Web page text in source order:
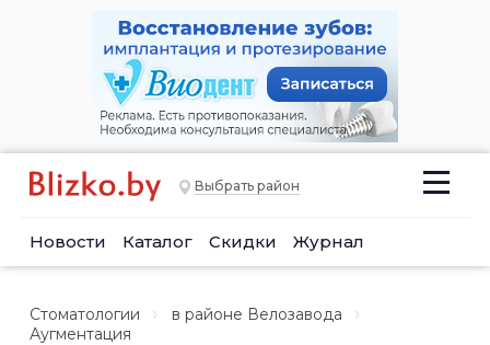
Выбрать район
Новости Каталог Скидки Журнал
Стоматологии
в районе Велозавода
Аугментация